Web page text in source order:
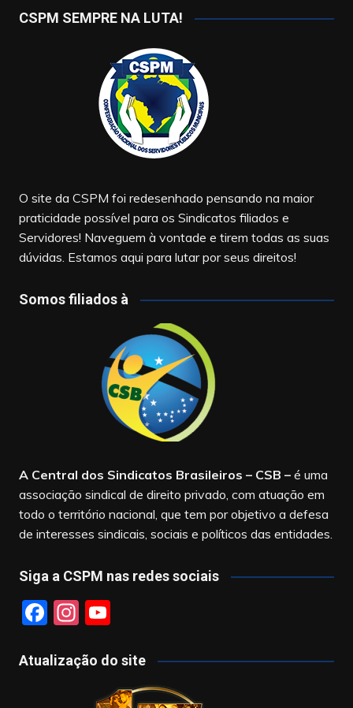
CSPM SEMPRE NA LUTA!
O site da CSPM foi redesenhado pensando na maior
praticidade possível para os Sindicatos filiados e
Servidores! Naveguem à vontade e tirem todas as suas
dúvidas. Estamos aqui para lutar por seus direitos!
Somos filiados à
A Central dos Sindicatos Brasileiros – CSB –é uma
associação sindical de direito privado, com atuação em
todo o território nacional, que tem por objetivo a defesa
de interesses sindicais, sociais e políticos das entidades.
Siga a CSPM nas redes sociais
F
c
In
a
Y
u
T
Atualização do site